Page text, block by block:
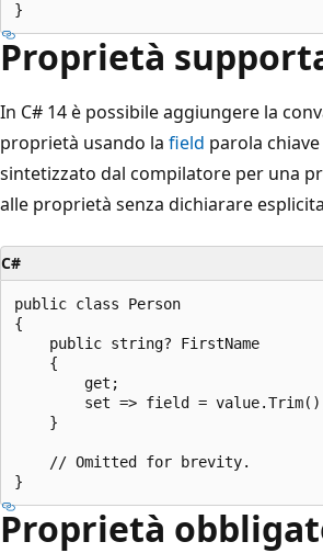
Proprietà
In C# 14 è possibile aggiungere la
proprietà usando la field parola chiave
sintetizzato dal compilatore per una
alle proprietà senza dichiarare
C#
public class Person
{
    public string? FirstName
    {
        get;
set => field =
    }
    // Omitted for brevity.
Proprietà